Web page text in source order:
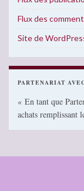
Flux des
Site de
PARTENARIAT
« En tant que
achats remplissant